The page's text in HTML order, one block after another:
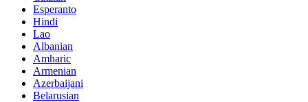
Esperanto
Hindi
Lao
Albanian
Amharic
Armenian
Azerbaijani
Belarusian